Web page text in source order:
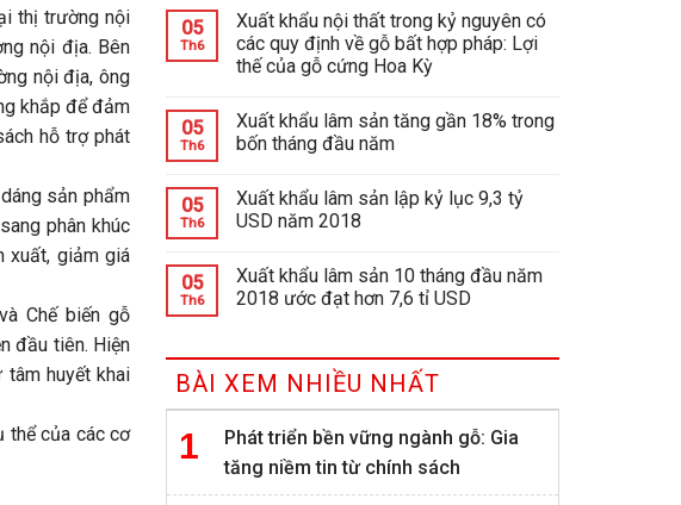
thị trường nội
nội địa. Bên
nội địa, ông
khắp để đảm
hỗ trợ phát
sản phẩm
phân khúc
xuất, giảm giá
Chế biến gỗ
đầu tiên. Hiện
huyết khai
thể của các cơ
05
Th6
Xuất khẩu nội thất trong kỷ nguyên có
các quy định về gỗ bất hợp pháp: Lợi
thế của gỗ cứng Hoa Kỳ
05
Th6
Xuất khẩu lâm sản tăng gần 18% trong
bốn tháng đầu năm
05
Th6
Xuất khẩu lâm sản lập kỷ lục 9,3 tỷ
USD năm 2018
05
Th6
Xuất khẩu lâm sản 10 tháng đầu năm
2018 ước đạt hơn 7,6 tỉ USD
BÀI XEM NHIỀU NHẤT
Phát triển bền vững ngành gỗ: Gia
tăng niềm tin từ chính sách